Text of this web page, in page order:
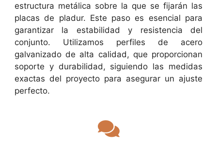
estructura metálica sobre la que se fijarán las
placas de pladur. Este paso es esencial para
garantizar la estabilidad y resistencia del
conjunto. Utilizamos perfiles de acero
galvanizado de alta calidad, que proporcionan
soporte y durabilidad, siguiendo las medidas
exactas del proyecto para asegurar un ajuste
perfecto.